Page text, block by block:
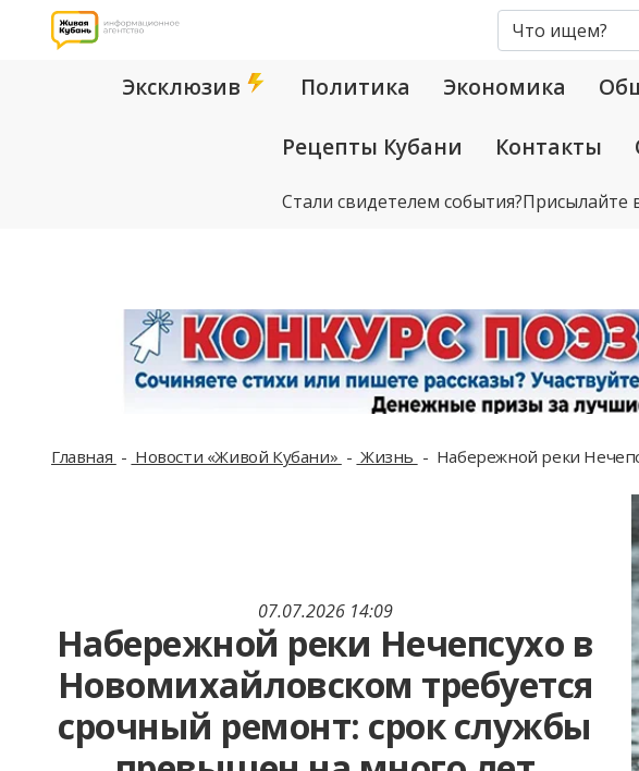
Эксклюзив Политика Экономика
Рецепты Кубани Контакты
Стали свидетелем события?Присылайте
Главная Новости «Живой Кубани» Жизнь Набережной реки
07.07.2026 14:09
Набережной реки Нечепсухо в
Новомихайловском требуется
срочный ремонт: срок службы